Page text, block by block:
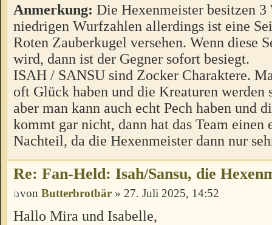
Anmerkung: Die Hexenmeister besitzen
niedrigen Wurfzahlen allerdings ist eine
Roten Zauberkugel versehen. Wenn diese
wird, dann ist der Gegner sofort besiegt.
ISAH / SANSU sind Zocker Charaktere.
oft Glück haben und die Kreaturen werden
aber man kann auch echt Pech haben und
kommt gar nicht, dann hat das Team einen
Nachteil, da die Hexenmeister dann nur
Re: Fan-Held: Isah/Sansu, die
von Butterbrotbär » 27. Juli 2025, 14:52
Hallo Mira und Isabelle,